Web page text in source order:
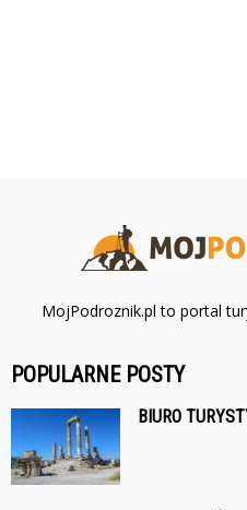
MojPodroznik.pl to portal
POPULARNE POSTY
BIURO